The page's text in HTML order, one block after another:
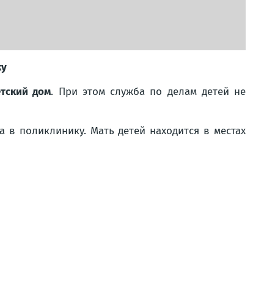
дом. При этом служба по делам детей не
поликлинику. Мать детей находится в местах